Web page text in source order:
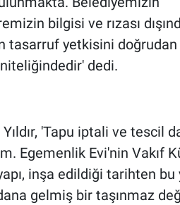
bilgisi ve rızası
tasarruf yetkisini doğrudan
dedi.
'Tapu iptali ve tescil
Egemenlik Evi'nin Vakıf
inşa edildiği tarihten bu
gelmiş bir taşınmaz